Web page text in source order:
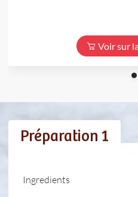
Voir sur
Préparation 1
Ingredients